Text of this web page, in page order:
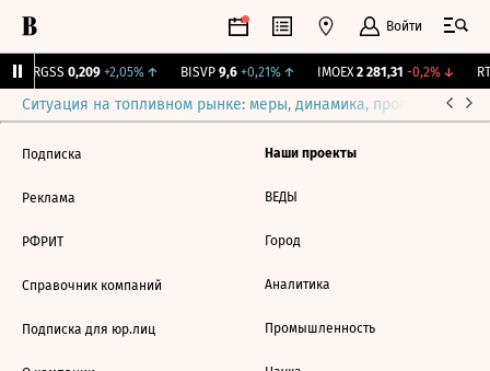
Войти
RGSS 0,209 +2,05%↑ BISVP 9,6 +0,21%↑ IMOEX 2 281,31 -0,2%↓
Ситуация на топливном рынке: меры, динамика, прогнозы
Подписка
Реклама
РФРИТ
Справочник компаний
Подписка для юр.лиц
Наши проекты
ВЕДЫ
Город
Аналитика
Промышленность